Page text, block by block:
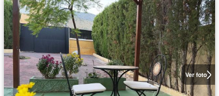
Ver foto